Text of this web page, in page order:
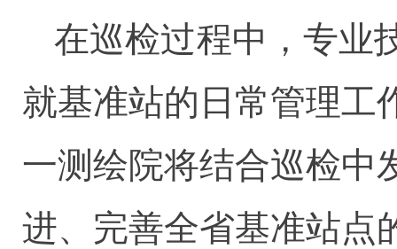
在巡检过程中，专业
就基准站的日常管理工
一测绘院将结合巡检中
进、完善全省基准站点